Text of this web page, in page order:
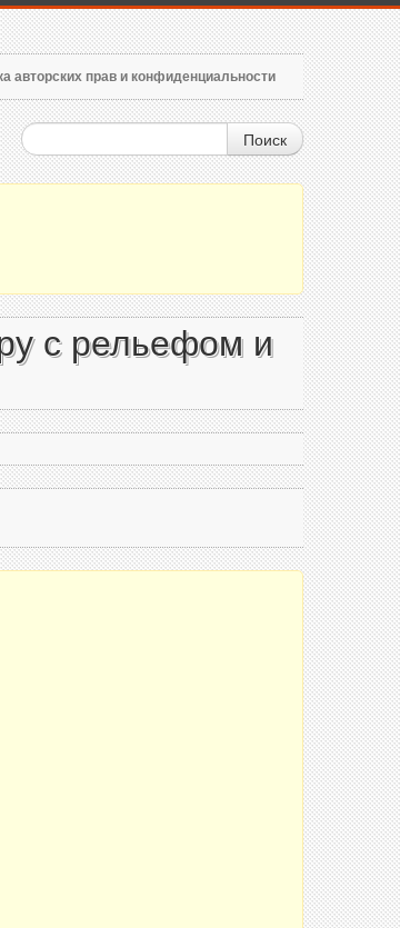
авторских прав и конфиденциальности
Поиск
с рельефом и